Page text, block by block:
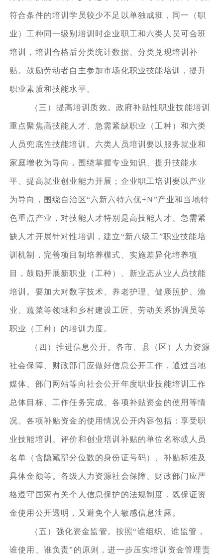
符合条件的培训学员较少不足以单独成班，同一（职
业）工种同一级别培训时企业职工和六类人员可合班
培训，培训合格后分类统计数据、分类兑现培训补
贴。鼓励劳动者自主参加市场化职业技能培训，提升
职业素质和技能水平。
（三）提高培训质效。政府补贴性职业技能培训
重点聚焦高技能人才、急需紧缺职业（工种）和六类
人员兜底性技能培训。六类人员培训要以服务就业和
家庭增收为导向，围绕掌握专业知识、提升技能水
平、提高就业创业能力开展；企业职工培训要以产业
为导向，围绕自治区“六新六特六优+N”产业和当地特
色重点产业，对技能人才特别是高技能人才、急需紧
缺人才开展针对性培训，建立“新八级工”职业技能培
训机制，完善项目制培养模式、实施差异化培养项
目，鼓励开展新职业（工种）、新业态从业人员技能
培训。要加大对数字技术、养老护理、健康照护、渔
业、蔬菜等领域和乡村建设工匠、劳动关系协调员等
职业（工种）的培训力度。
（四）推进信息公开。各市、县（区）人力资源
社会保障、财政部门应做好信息公开工作，通过当地
媒体、部门网站等向社会公开年度职业技能培训工作
总体目标、工作任务完成、各项补贴资金的使用等情
况。各项补贴资金的使用情况公开内容包括：享受职
业技能培训、评价和创业培训补贴的单位名称或人员
名单（含隐藏部分位数的身份证号码）、补贴标准及
具体金额等。各级人力资源社会保障、财政部门应严
格遵守国家有关个人信息保护的法规制度，既保证资
金使用公开透明，又避免个人敏感信息泄露。
（五）强化资金监管。按照“谁组织、谁监管，
谁使用、谁负责”的原则，进一步压实培训资金管理责